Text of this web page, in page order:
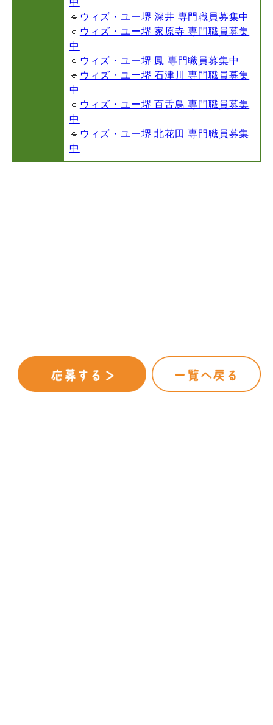
中
🔹 ウィズ・ユー堺 深井 専門職員募集中
🔹 ウィズ・ユー堺 家原寺 専門職員募集
中
🔹 ウィズ・ユー堺 鳳 専門職員募集中
🔹 ウィズ・ユー堺 石津川 専門職員募集
中
🔹 ウィズ・ユー堺 百舌鳥 専門職員募集
中
🔹 ウィズ・ユー堺 北花田 専門職員募集
中